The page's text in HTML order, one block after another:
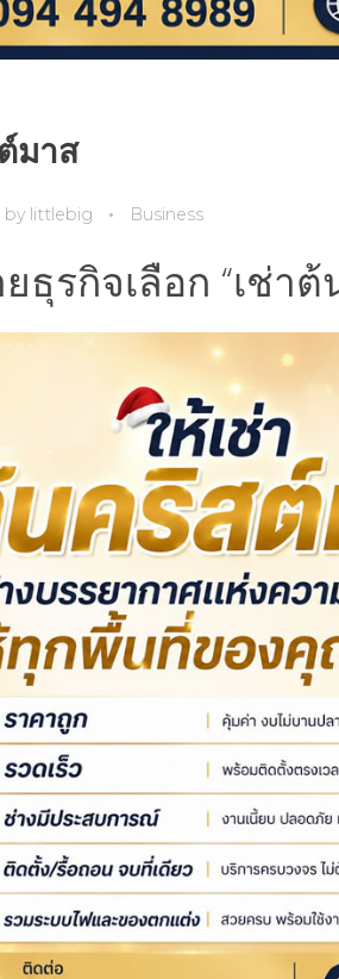
มาส
by littlebig Business
ธุรกิจเลือก “เช่า